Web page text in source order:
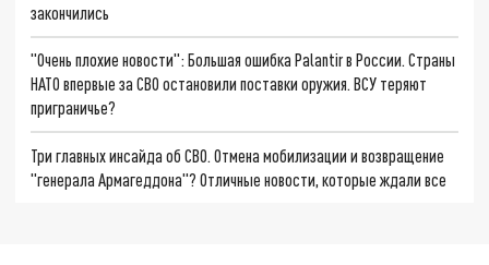
закончились
"Очень плохие новости": Большая ошибка Palantir в России. Страны
НАТО впервые за СВО остановили поставки оружия. ВСУ теряют
приграничье?
Три главных инсайда об СВО. Отмена мобилизации и возвращение
"генерала Армагеддона"? Отличные новости, которые ждали все